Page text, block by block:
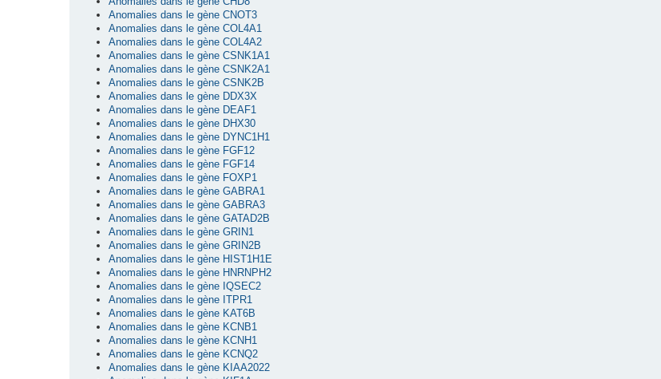
Anomalies dans le gène CNOT3
Anomalies dans le gène COL4A1
Anomalies dans le gène COL4A2
Anomalies dans le gène CSNK1A1
Anomalies dans le gène CSNK2A1
Anomalies dans le gène CSNK2B
Anomalies dans le gène DDX3X
Anomalies dans le gène DEAF1
Anomalies dans le gène DHX30
Anomalies dans le gène DYNC1H1
Anomalies dans le gène FGF12
Anomalies dans le gène FGF14
Anomalies dans le gène FOXP1
Anomalies dans le gène GABRA1
Anomalies dans le gène GABRA3
Anomalies dans le gène GATAD2B
Anomalies dans le gène GRIN1
Anomalies dans le gène GRIN2B
Anomalies dans le gène HIST1H1E
Anomalies dans le gène HNRNPH2
Anomalies dans le gène IQSEC2
Anomalies dans le gène ITPR1
Anomalies dans le gène KAT6B
Anomalies dans le gène KCNB1
Anomalies dans le gène KCNH1
Anomalies dans le gène KCNQ2
Anomalies dans le gène KIAA2022